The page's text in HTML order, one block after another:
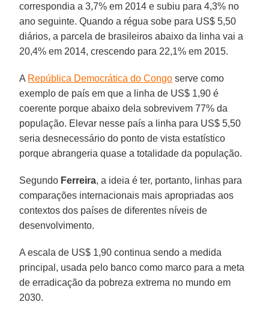
correspondia a 3,7% em 2014 e subiu para 4,3% no
ano seguinte. Quando a régua sobe para US$ 5,50
diários, a parcela de brasileiros abaixo da linha vai a
20,4% em 2014, crescendo para 22,1% em 2015.
A República Democrática do Congo serve como
exemplo de país em que a linha de US$ 1,90 é
coerente porque abaixo dela sobrevivem 77% da
população. Elevar nesse país a linha para US$ 5,50
seria desnecessário do ponto de vista estatístico
porque abrangeria quase a totalidade da população.
Segundo Ferreira, a ideia é ter, portanto, linhas para
comparações internacionais mais apropriadas aos
contextos dos países de diferentes níveis de
desenvolvimento.
A escala de US$ 1,90 continua sendo a medida
principal, usada pelo banco como marco para a meta
de erradicação da pobreza extrema no mundo em
2030.